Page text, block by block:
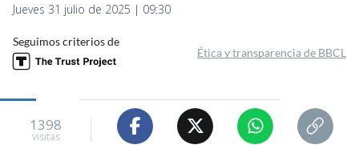
Jueves 31 julio de 2025 | 09:30
Seguimos criterios de
Ética y transparencia de BBCL
1398
visitas